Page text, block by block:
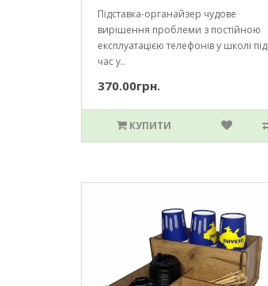
Підставка-органайзер чудове
вирішення проблеми з постійною
експлуатацією телефонів у школі під
час у..
370.00грн.
КУПИТИ